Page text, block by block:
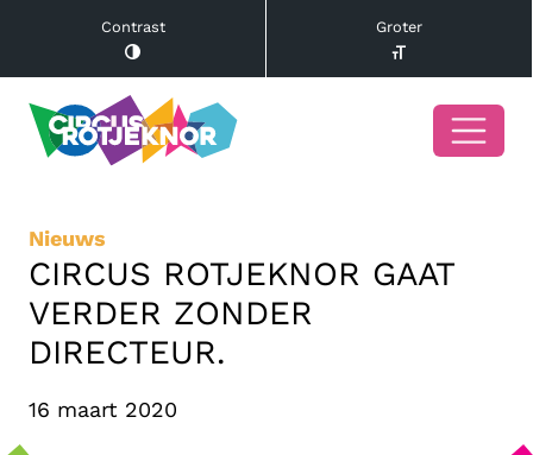
Contrast Groter
Nieuws
CIRCUS ROTJEKNOR GAAT
VERDER ZONDER
DIRECTEUR.
16 maart 2020